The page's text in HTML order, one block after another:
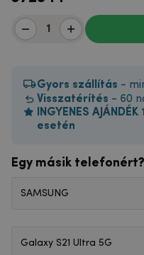
Gyors szállítás -
Visszatérítés - 60
INGYENES
esetén
Egy másik telefonért?
SAMSUNG
Galaxy S21 Ultra 5G